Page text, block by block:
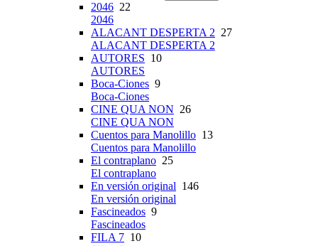
2046 22
2046
ALACANT DESPERTA 2 27
ALACANT DESPERTA 2
AUTORES 10
AUTORES
Boca-Ciones 9
Boca-Ciones
CINE QUA NON 26
CINE QUA NON
Cuentos para Manolillo 13
Cuentos para Manolillo
El contraplano 25
El contraplano
En versión original 146
En versión original
Fascineados 9
Fascineados
FILA 7 10